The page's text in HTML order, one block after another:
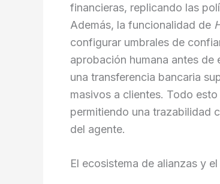
financieras, replicando las
Además, la funcionalidad de
configurar umbrales de
aprobación humana antes de
una transferencia bancaria
masivos a clientes. Todo
permitiendo una trazabilidad
del agente.
El ecosistema de alianzas y